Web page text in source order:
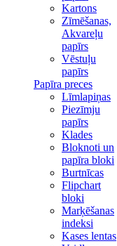
Kartons
Zīmēšanas,
Akvareļu
papīrs
Vēstuļu
papīrs
Papīra preces
Līmlapiņas
Piezīmju
papīrs
Klades
Bloknoti un
papīra bloki
Burtnīcas
Flipchart
bloki
Marķēšanas
indeksi
Kases lentas